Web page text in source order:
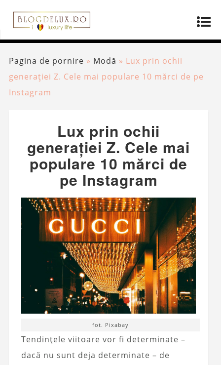
Pagina de pornire » Modă » Lux prin ochii
generației Z. Cele mai populare 10 mărci de pe
Instagram
Lux prin ochii
generației Z. Cele mai
populare 10 mărci de
pe Instagram
fot. Pixabay
Tendințele viitoare vor fi determinate –
dacă nu sunt deja determinate – de